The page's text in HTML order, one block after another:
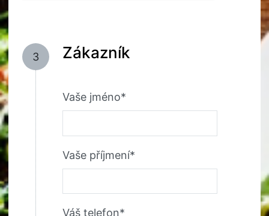
3 Zákazník
Vaše jméno*
Vaše příjmení*
Váš telefon*